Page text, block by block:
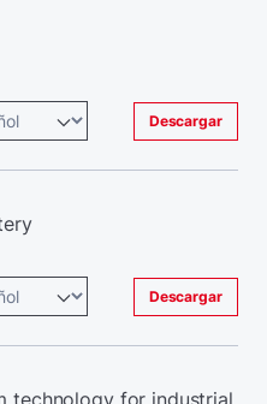
Descargar
Descargar
technology for industrial